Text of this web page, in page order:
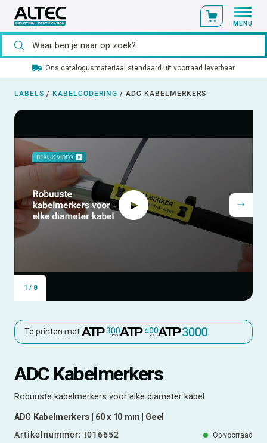
MENU
Ons catalogusmateriaal standaard uit voorraad leverbaar
LABELS / KABELCODERING / ADC KABELMERKERS
1 / 8
Te printen met:
ADC Kabelmerkers
Robuuste kabelmerkers voor elke diameter kabel
ADC Kabelmerkers | 60 x 10 mm | Geel
Artikelnummer: I016652 Op voorraad